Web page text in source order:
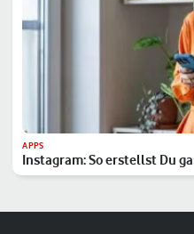
APPS
Instagram: So erstellst Du